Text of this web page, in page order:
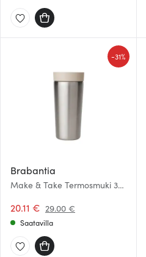
Brabantia
Make & Take Termosmuki 36
20.11 € 29.00 €
-31%
Saatavilla